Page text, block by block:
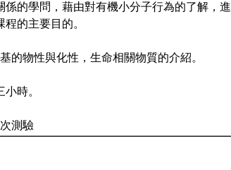
的學問，藉由對有機小分子行為的了解，進
的主要目的。
的物性與化性，生命相關物質的介紹。
時。
測驗